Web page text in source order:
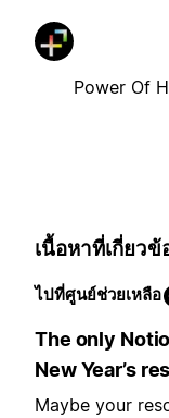
Power Of
เนื้อหาที่เกี่ยวข้
ไปที่ศูนย์ช่วยเหลือ
The only
New Year’s
Maybe your